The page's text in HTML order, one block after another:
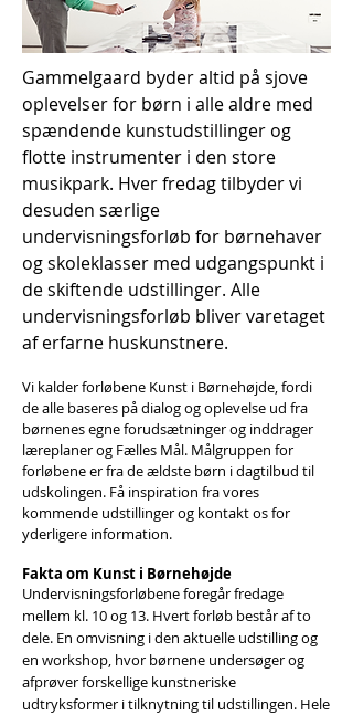
Gammelgaard byder altid på sjove
oplevelser for børn i alle aldre med
spændende kunstudstillinger og
flotte instrumenter i den store
musikpark. Hver fredag tilbyder vi
desuden særlige
undervisningsforløb for børnehaver
og skoleklasser med udgangspunkt i
de skiftende udstillinger. Alle
undervisningsforløb bliver varetaget
af erfarne huskunstnere.
Vi kalder forløbene Kunst i Børnehøjde, fordi
de alle baseres på dialog og oplevelse ud fra
børnenes egne forudsætninger og inddrager
læreplaner og Fælles Mål. Målgruppen for
forløbene er fra de ældste børn i dagtilbud til
udskolingen. Få inspiration fra vores
kommende udstillinger og kontakt os for
yderligere information.
Fakta om Kunst i Børnehøjde
Undervisningsforløbene foregår fredage
mellem kl. 10 og 13. Hvert forløb består af to
dele. En omvisning i den aktuelle udstilling og
en workshop, hvor børnene undersøger og
afprøver forskellige kunstneriske
udtryksformer i tilknytning til udstillingen. Hele